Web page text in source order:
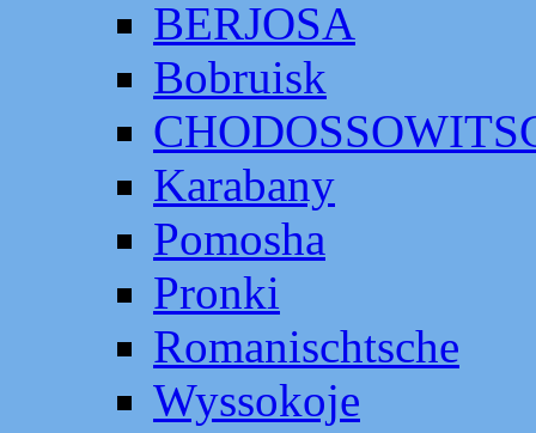
BERJOSA
Bobruisk
Karabany
Pomosha
Pronki
Romanischtsche
Wyssokoje